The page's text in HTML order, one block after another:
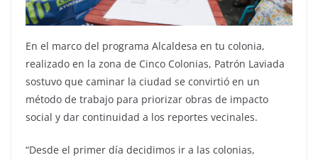
En el marco del programa Alcaldesa en tu colonia,
realizado en la zona de Cinco Colonias, Patrón Laviada
sostuvo que caminar la ciudad se convirtió en un
método de trabajo para priorizar obras de impacto
social y dar continuidad a los reportes vecinales.
“Desde el primer día decidimos ir a las colonias,